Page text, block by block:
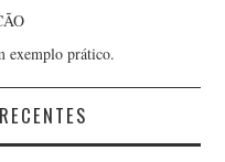
exemplo prático.